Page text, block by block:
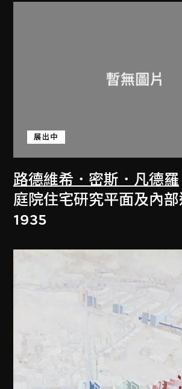
路德維希．密斯．凡德羅
展出中
庭院住宅研究平面及內部
1935